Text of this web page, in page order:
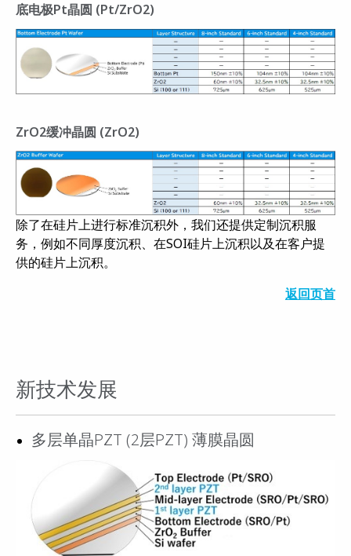
底电极Pt晶圆 (Pt/ZrO2)
ZrO2缓冲晶圆 (ZrO2)
除了在硅片上进行标准沉积外，我们还提供定制沉积服
务，例如不同厚度沉积、在SOI硅片上沉积以及在客户提
供的硅片上沉积。
返回页首
新技术发展
多层单晶PZT (2层PZT) 薄膜晶圆